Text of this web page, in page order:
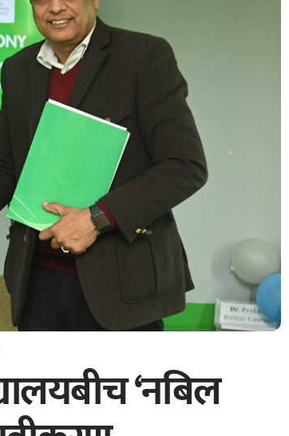
‘नबिल